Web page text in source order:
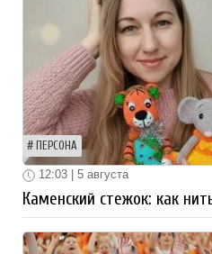
ПЕРСОНА
12:03 | 5 августа
Каменский стежок: как